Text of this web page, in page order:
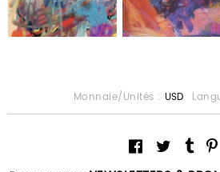
Monnaie/Unités : USD